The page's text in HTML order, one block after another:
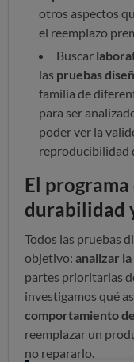
otros aspectos
el reemplazo
Buscar
las pruebas
familia de
para ser
poder ver la
reproducibilidad
El
durabilidad
Todos las pruebas
objetivo: analizar
partes prioritarias
investigamos qué
comportamiento
reemplazar un
no repararlo.